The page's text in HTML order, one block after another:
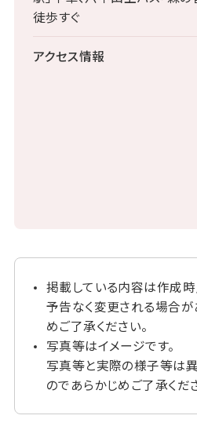
徒歩すぐ
アクセス情報
掲載している内容は作成時
予告なく変更される場合
めご了承ください。
写真等はイメージです。
写真等と実際の様子等は
のであらかじめご了承くだ